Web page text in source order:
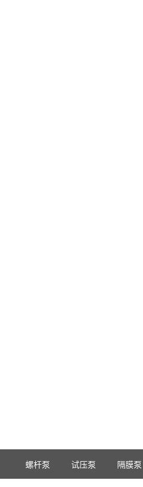
螺杆泵 试压泵 隔膜泵